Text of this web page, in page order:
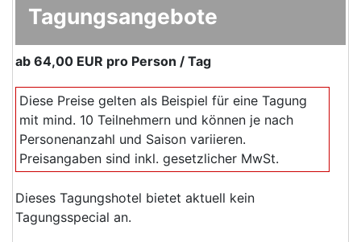
Tagungsangebote
ab 64,00 EUR pro Person / Tag
Diese Preise gelten als Beispiel für eine Tagung
mit mind. 10 Teilnehmern und können je nach
Personenanzahl und Saison variieren.
Preisangaben sind inkl. gesetzlicher MwSt.
Dieses Tagungshotel bietet aktuell kein
Tagungsspecial an.